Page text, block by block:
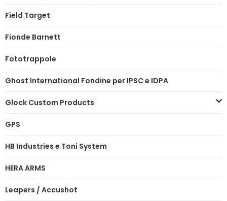
Field Target
Fionde Barnett
Fototrappole
Ghost International Fondine per IPSC e IDPA
Glock Custom Products
GPS
HB Industries e Toni System
HERA ARMS
Leapers / Accushot